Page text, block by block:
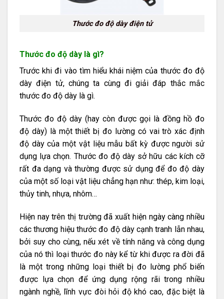
Thước đo độ dày điện tử
Thước đo độ dày là gì?
Trước khi đi vào tìm hiểu khái niệm của thước đo độ
dày điện tử, chúng ta cùng đi giải đáp thắc mắc
thước đo độ dày là gì.
Thước đo độ dày (hay còn được gọi là đồng hồ đo
độ dày) là một thiết bị đo lường có vai trò xác định
độ dày của một vật liệu mẫu bất kỳ được người sử
dụng lựa chọn. Thước đo độ dày sở hữu các kích cỡ
rất đa dạng và thường được sử dụng để đo độ dày
của một số loại vật liệu chẳng hạn như: thép, kim loại,
thủy tinh, nhựa, nhôm…
Hiện nay trên thị trường đã xuất hiện ngày càng nhiều
các thương hiệu thước đo độ dày cạnh tranh lẫn nhau,
bởi suy cho cùng, nếu xét về tính năng và công dụng
của nó thì loại thước đo này kể từ khi được ra đời đã
là một trong những loại thiết bị đo lường phổ biến
được lựa chọn để ứng dụng rộng rãi trong nhiều
ngành nghề, lĩnh vực đòi hỏi độ khó cao, đặc biệt là